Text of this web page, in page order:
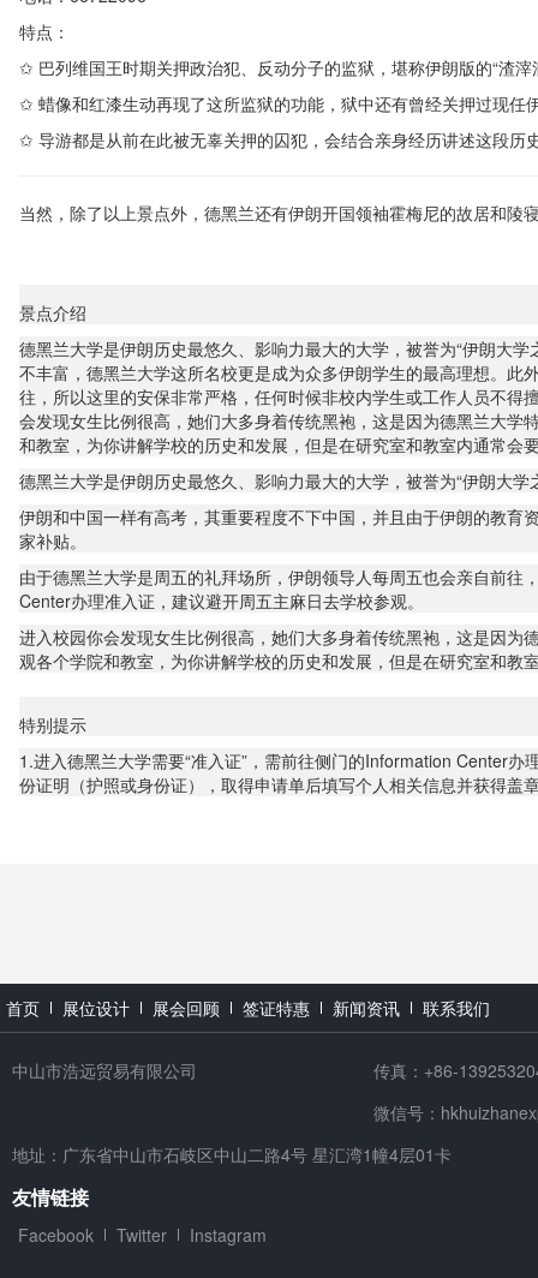
特点：
✩ 巴列维国王时期关押政治犯、反动分子的监狱，堪称伊朗版的“渣滓
✩ 蜡像和红漆生动再现了这所监狱的功能，狱中还有曾经关押过现任
✩ 导游都是从前在此被无辜关押的囚犯，会结合亲身经历讲述这段历
当然，除了以上景点外，德黑兰还有伊朗开国领袖霍梅尼的故居和陵
景点介绍
德黑兰大学是伊朗历史最悠久、影响力最大的大学，被誉为“伊朗大
不丰富，德黑兰大学这所名校更是成为众多伊朗学生的最高理想。
往，所以这里的安保非常严格，任何时候非校内学生或工作人员不
会发现女生比例很高，她们大多身着传统黑袍，这是因为德黑兰大
和教室，为你讲解学校的历史和发展，但是在研究室和教室内通常会
德黑兰大学是伊朗历史最悠久、影响力最大的大学，被誉为“伊朗大
伊朗和中国一样有高考，其重要程度不下中国，并且由于伊朗的教
家补贴。
由于德黑兰大学是周五的礼拜场所，伊朗领导人每周五也会亲自前
Center办理准入证，建议避开周五主麻日去学校参观。
进入校园你会发现女生比例很高，她们大多身着传统黑袍，这是因
观各个学院和教室，为你讲解学校的历史和发展，但是在研究室和教
特别提示
1.进入德黑兰大学需要“准入证”，需前往侧门的Information Center
份证明（护照或身份证），取得申请单后填写个人相关信息并获得
首页 展位设计 展会回顾 签证特惠 新闻资讯 联系我们
中山市浩远贸易有限公司
传真：+86-
微信号：
地址：广东省中山市石岐区中山二路4号 星汇湾1幢4层01卡
友情链接
Facebook Twitter Instagram